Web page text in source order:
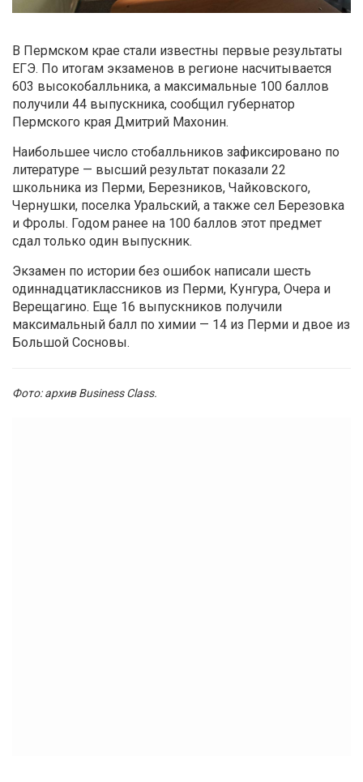
В Пермском крае стали известны первые результаты
ЕГЭ. По итогам экзаменов в регионе насчитывается
603 высокобалльника, а максимальные 100 баллов
получили 44 выпускника, сообщил губернатор
Пермского края Дмитрий Махонин.
Наибольшее число стобалльников зафиксировано по
литературе — высший результат показали 22
школьника из Перми, Березников, Чайковского,
Чернушки, поселка Уральский, а также сел Березовка
и Фролы. Годом ранее на 100 баллов этот предмет
сдал только один выпускник.
Экзамен по истории без ошибок написали шесть
одиннадцатиклассников из Перми, Кунгура, Очера и
Верещагино. Еще 16 выпускников получили
максимальный балл по химии — 14 из Перми и двое из
Большой Сосновы.
Фото: архив Business Class.